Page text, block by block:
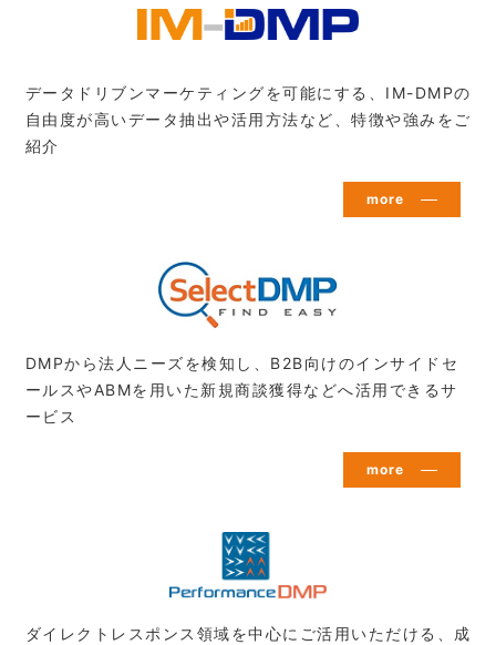
データドリブンマーケティングを可能にする、IM-DMPの
自由度が高いデータ抽出や活用方法など、特徴や強みをご
紹介
more
DMPから法人ニーズを検知し、B2B向けのインサイドセ
ールスやABMを用いた新規商談獲得などへ活用できるサ
ービス
more
ダイレクトレスポンス領域を中心にご活用いただける、成